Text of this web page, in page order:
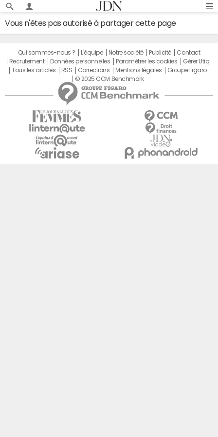
Vous n'êtes pas autorisé à partager cette page
Qui sommes-nous ? L'équipe Notre société Publicité
Contact
Recrutement
Données personnelles Paramétrer les cookies
Gérer Utiq
Tous les articles
RSS Corrections Mentions légales
Groupe Figaro
© 2025 CCM Benchmark